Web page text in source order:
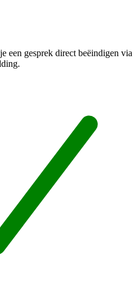
een gesprek direct beëindigen via